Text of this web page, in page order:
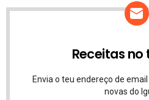
Receitas no
Envia o teu endereço de
novas do